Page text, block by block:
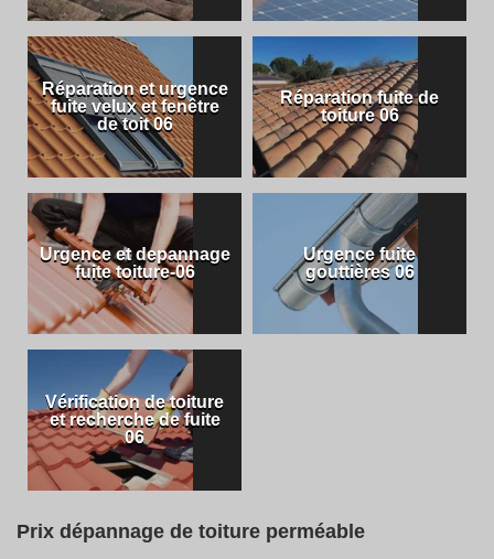
Réparation et urgence
fuite velux et fenêtre
de toit 06
Réparation fuite de
toiture 06
Urgence et depannage
fuite toiture-06
Urgence fuite
gouttières 06
Vérification de toiture
et recherche de fuite
06
Prix dépannage de toiture perméable